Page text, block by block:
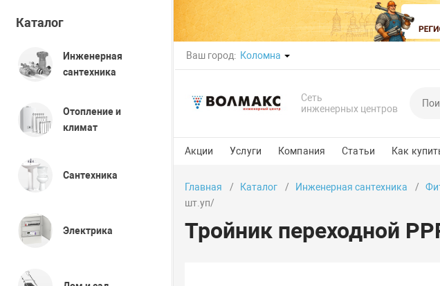
Ваш город: Коломна
Сеть
инженерных центров
Акции Услуги Компания Статьи Как
Каталог
Инженерная
сантехника
Отопление и
климат
Сантехника
Электрика
Главная Каталог Инженерная сантехника
шт.уп/
Тройник переходной